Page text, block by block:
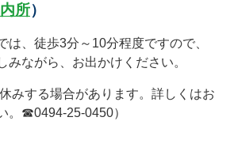
所）
は、徒歩3分～10分程度ですので、
みながら、お出かけください。
みする場合があります。詳しくはお
。☎0494-25-0450）